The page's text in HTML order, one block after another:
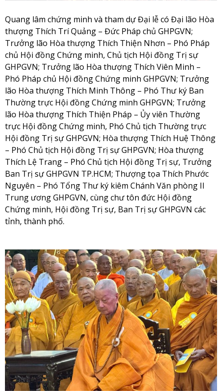
Quang lâm chứng minh và tham dự Đại lễ có Đại lão Hòa
thượng Thích Trí Quảng – Đức Pháp chủ GHPGVN;
Trưởng lão Hòa thượng Thích Thiện Nhơn – Phó Pháp
chủ Hội đồng Chứng minh, Chủ tịch Hội đồng Trị sự
GHPGVN; Trưởng lão Hòa thượng Thích Viên Minh –
Phó Pháp chủ Hội đồng Chứng minh GHPGVN; Trưởng
lão Hòa thượng Thích Minh Thông – Phó Thư ký Ban
Thường trực Hội đồng Chứng minh GHPGVN; Trưởng
lão Hòa thượng Thích Thiện Pháp – Ủy viên Thường
trực Hội đồng Chứng minh, Phó Chủ tịch Thường trực
Hội đồng Trị sự GHPGVN; Hòa thượng Thích Huệ Thông
– Phó Chủ tịch Hội đồng Trị sự GHPGVN; Hòa thượng
Thích Lệ Trang – Phó Chủ tịch Hội đồng Trị sự, Trưởng
Ban Trị sự GHPGVN TP.HCM; Thượng tọa Thích Phước
Nguyên – Phó Tổng Thư ký kiêm Chánh Văn phòng II
Trung ương GHPGVN, cùng chư tôn đức Hội đồng
Chứng minh, Hội đồng Trị sự, Ban Trị sự GHPGVN các
tỉnh, thành phố.